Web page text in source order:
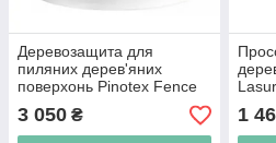
Деревозащита для
пиляних дерев'яних
поверхонь Pinotex Fence
Lasur горобина 10л.
3 050 ₴
2,5л.
1